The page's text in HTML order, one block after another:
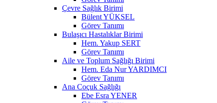
Çevre Sağlık Birimi
Bülent YÜKSEL
Görev Tanımı
Bulaşıcı Hastalıklar Birimi
Hem. Yakup SERT
Görev Tanımı
Aile ve Toplum Sağlığı Birimi
Hem. Eda Nur YARDIMCI
Görev Tanımı
Ana Coçuk Sağlığı
Ebe Esra YENER